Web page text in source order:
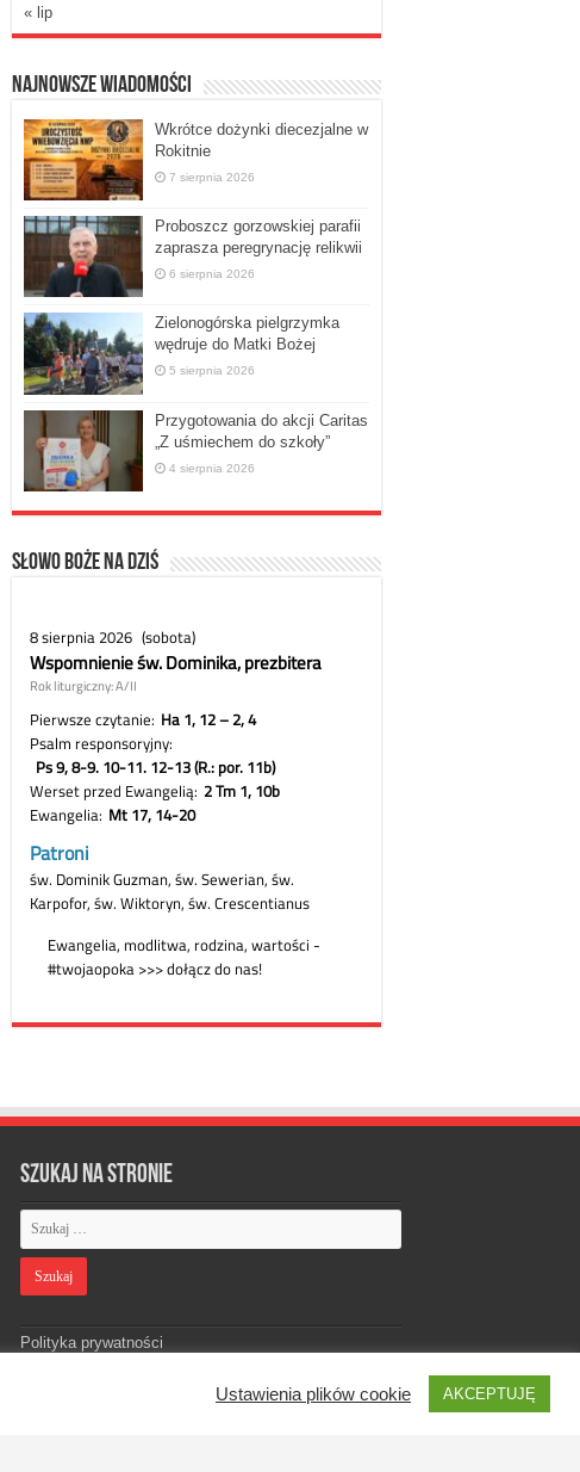
« lip
Najnowsze Wiadomości
Wkrótce dożynki diecezjalne w
Rokitnie
7 sierpnia 2026
Proboszcz gorzowskiej parafii
zaprasza peregrynację relikwii
6 sierpnia 2026
Zielonogórska pielgrzymka
wędruje do Matki Bożej
5 sierpnia 2026
Przygotowania do akcji Caritas
„Z uśmiechem do szkoły”
4 sierpnia 2026
Słowo Boże na dziś
Szukaj na stronie
Polityka prywatności
Ustawienia plików cookie AKCEPTUJĘ